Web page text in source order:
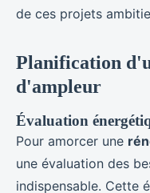
de ces projets
Planification
d'ampleur
Évaluation
Pour amorcer une
une évaluation des
indispensable. Cette